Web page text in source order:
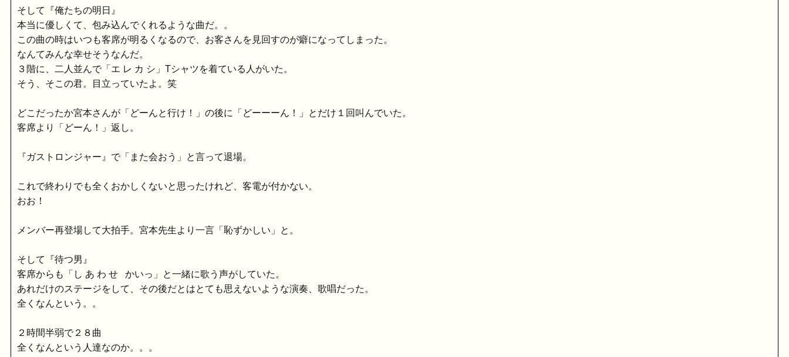
そして『俺たちの明日』
本当に優しくて、包み込んでくれるような曲だ。。
この曲の時はいつも客席が明るくなるので、お客さんを見回すのが癖になってしまった。
なんてみんな幸せそうなんだ。
３階に、二人並んで「エ レ カ シ」Tシャツを着ている人がいた。
そう、そこの君。目立っていたよ。笑
どこだったか宮本さんが「どーんと行け！」の後に「どーーーん！」とだけ１回叫んでいた。
客席より「どーん！」返し。
『ガストロンジャー』で「また会おう」と言って退場。
これで終わりでも全くおかしくないと思ったけれど、客電が付かない。
おお！
メンバー再登場して大拍手。宮本先生より一言「恥ずかしい」と。
そして『待つ男』
客席からも「し あ わ せ かいっ」と一緒に歌う声がしていた。
あれだけのステージをして、その後だとはとても思えないような演奏、歌唱だった。
全くなんという。。
２時間半弱で２８曲
全くなんという人達なのか。。。